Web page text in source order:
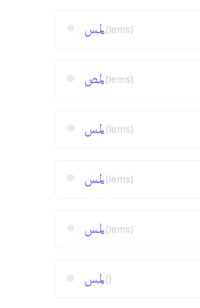
لمس(lems)
لمص(lems)
لمس(lems)
لمس(lems)
لمس(lems)
لمس()